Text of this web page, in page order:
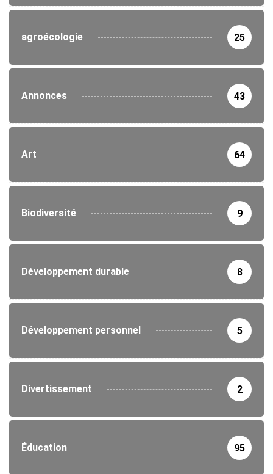
agroécologie 25
Annonces 43
Art 64
Biodiversité 9
Développement durable 8
Développement personnel 5
Divertissement 2
Éducation 95